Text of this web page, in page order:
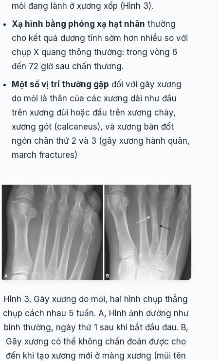
mỏi đang lành ở xương xốp (Hình 3).
Xạ hình bằng phóng xạ hạt nhân thường
cho kết quả dương tính sớm hơn nhiều so với
chụp X quang thông thường: trong vòng 6
đến 72 giờ sau chấn thương.
Một số vị trí thường gặp đối với gãy xương
do mỏi là thân của các xương dài như đầu
trên xương đùi hoặc đầu trên xương chày,
xương gót (calcaneus), và xương bàn đốt
ngón chân thứ 2 và 3 (gãy xương hành quân,
march fractures)
Hình 3. Gãy xương do mỏi, hai hình chụp thẳng
chụp cách nhau 5 tuần. A, Hình ảnh dường như
bình thường, ngày thứ 1 sau khi bắt đầu đau. B,
Gãy xương có thể không chẩn đoán được cho
đến khi tạo xương mới ở màng xương (mũi tên